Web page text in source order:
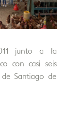
junto a la
con casi seis
Santiago de